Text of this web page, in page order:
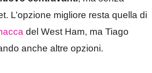
L’opzione migliore resta quella di
del West Ham, ma Tiago
anche altre opzioni.